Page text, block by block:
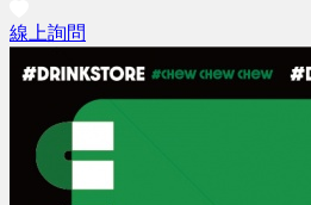
線上詢問